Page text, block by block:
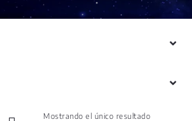
Mostrando el único resultado